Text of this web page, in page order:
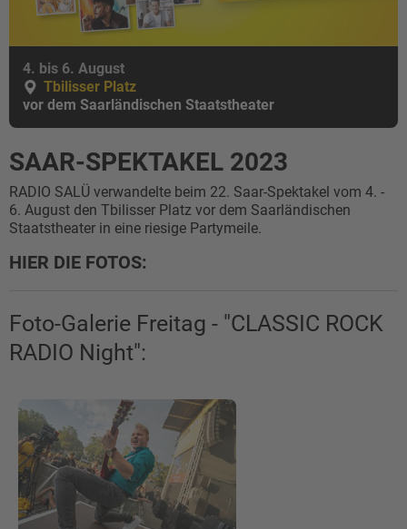
4. bis 6. August
Tbilisser Platz
vor dem Saarländischen Staatstheater
SAAR-SPEKTAKEL 2023
RADIO SALÜ verwandelte beim 22. Saar-Spektakel vom 4. -
6. August den Tbilisser Platz vor dem Saarländischen
Staatstheater in eine riesige Partymeile.
HIER DIE FOTOS:
Foto-Galerie Freitag - "CLASSIC ROCK
RADIO Night":